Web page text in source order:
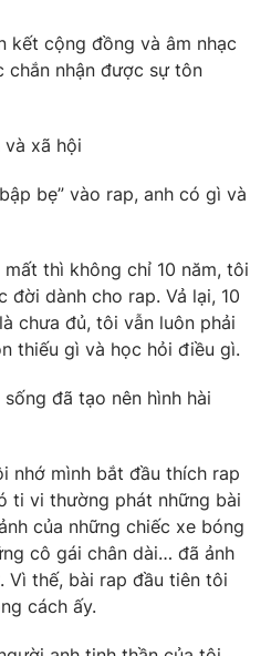
kết cộng đồng và âm nhạc
chắn nhận được sự tôn
và xã hội
bẹ” vào rap, anh có gì và
thì không chỉ 10 năm, tôi
đời dành cho rap. Vả lại, 10
chưa đủ, tôi vẫn luôn phải
thiếu gì và học hỏi điều gì.
đã tạo nên hình hài
nhớ mình bắt đầu thích rap
ti vi thường phát những bài
của những chiếc xe bóng
cô gái chân dài… đã ảnh
thế, bài rap đầu tiên tôi
cách ấy.